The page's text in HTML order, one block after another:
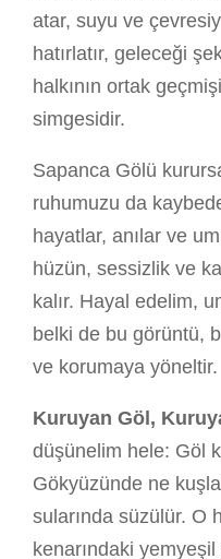
atar, suyu ve
hatırlatır, geleceği
halkının ortak
simgesidir.
Sapanca Gölü
ruhumuzu da
hayatlar, anılar ve
hüzün, sessizlik ve
kalır. Hayal edelim,
belki de bu görüntü,
ve korumaya yöneltir.
Kuruyan Göl,
düşünelim hele: Göl
Gökyüzünde ne
sularında süzülür. O
kenarındaki